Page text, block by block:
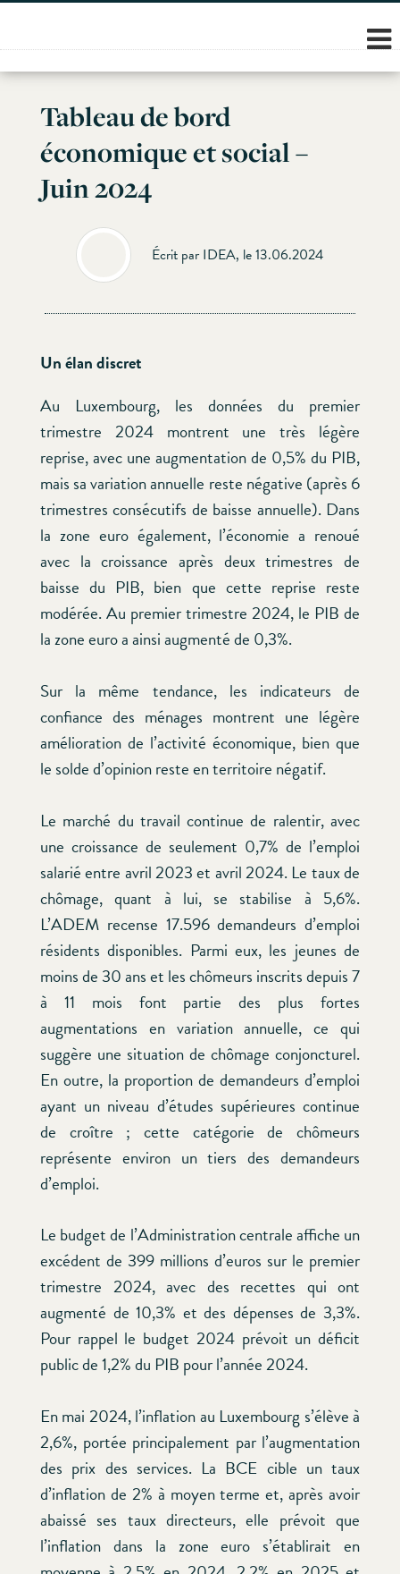
Skip
content
Tableau de bord
économique et social –
Juin 2024
Écrit par IDEA, le 13.06.2024
Un élan discret
Au Luxembourg, les données du premier
trimestre 2024 montrent une très légère
reprise, avec une augmentation de 0,5% du PIB,
mais sa variation annuelle reste négative (après 6
trimestres consécutifs de baisse annuelle). Dans
la zone euro également, l’économie a renoué
avec la croissance après deux trimestres de
baisse du PIB, bien que cette reprise reste
modérée. Au premier trimestre 2024, le PIB de
la zone euro a ainsi augmenté de 0,3%.
Sur la même tendance, les indicateurs de
confiance des ménages montrent une légère
amélioration de l’activité économique, bien que
le solde d’opinion reste en territoire négatif.
Le marché du travail continue de ralentir, avec
une croissance de seulement 0,7% de l’emploi
salarié entre avril 2023 et avril 2024. Le taux de
chômage, quant à lui, se stabilise à 5,6%.
L’ADEM recense 17.596 demandeurs d’emploi
résidents disponibles. Parmi eux, les jeunes de
moins de 30 ans et les chômeurs inscrits depuis 7
à 11 mois font partie des plus fortes
augmentations en variation annuelle, ce qui
suggère une situation de chômage conjoncturel.
En outre, la proportion de demandeurs d’emploi
ayant un niveau d’études supérieures continue
de croître ; cette catégorie de chômeurs
représente environ un tiers des demandeurs
d’emploi.
Le budget de l’Administration centrale affiche un
excédent de 399 millions d’euros sur le premier
trimestre 2024, avec des recettes qui ont
augmenté de 10,3% et des dépenses de 3,3%.
Pour rappel le budget 2024 prévoit un déficit
public de 1,2% du PIB pour l’année 2024.
En mai 2024, l’inflation au Luxembourg s’élève à
2,6%, portée principalement par l’augmentation
des prix des services. La BCE cible un taux
d’inflation de 2% à moyen terme et, après avoir
abaissé ses taux directeurs, elle prévoit que
l’inflation dans la zone euro s’établirait en